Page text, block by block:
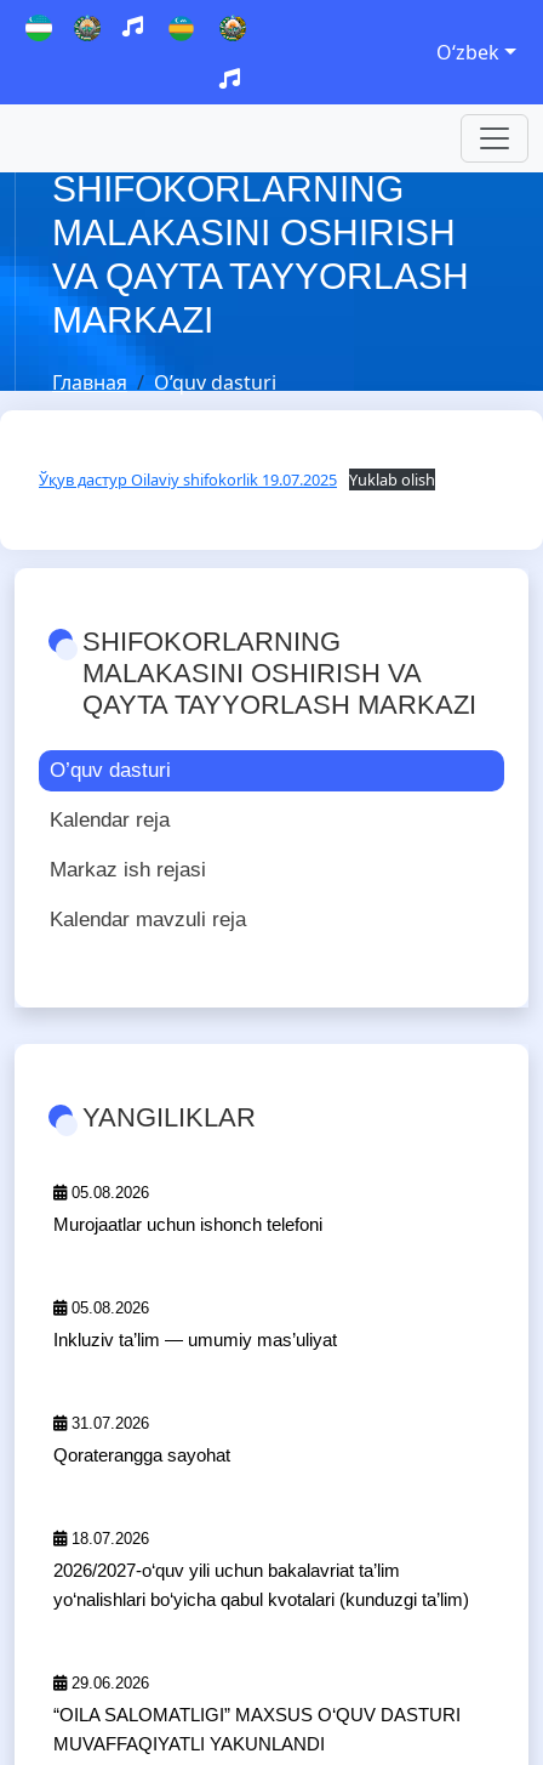
Oʻzbek
SHIFOKORLARNING
MALAKASINI OSHIRISH
VA QAYTA TAYYORLASH
MARKAZI
Главная O’quv dasturi
Ўқув дастур Oilaviy shifokorlik 19.07.2025 Yuklab olish
SHIFOKORLARNING
MALAKASINI OSHIRISH VA
QAYTA TAYYORLASH MARKAZI
O’quv dasturi
Kalendar reja
Markaz ish rejasi
Kalendar mavzuli reja
YANGILIKLAR
05.08.2026
Murojaatlar uchun ishonch telefoni
05.08.2026
Inkluziv ta’lim — umumiy mas’uliyat
31.07.2026
Qoraterangga sayohat
18.07.2026
2026/2027-o‘quv yili uchun bakalavriat ta’lim
yo‘nalishlari bo‘yicha qabul kvotalari (kunduzgi ta’lim)
29.06.2026
“OILA SALOMATLIGI” MAXSUS O‘QUV DASTURI
MUVAFFAQIYATLI YAKUNLANDI